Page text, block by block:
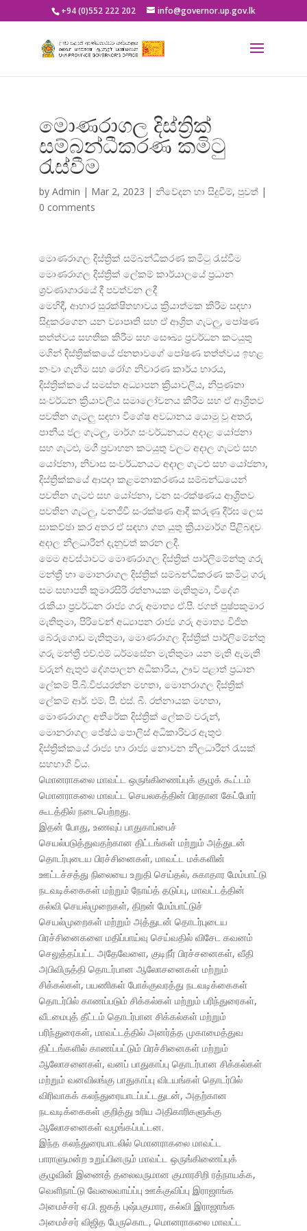
+94 (0)552 222 202 info@governor.up.gov.lk
මොණරාගල දිස්ත්‍රික්
සම්බන්ධීකරණ කමිටු
රැස්වීම
by Admin | Mar 2, 2023 | නිවේදන හා සිදුවීම්, පුවත්|
0 comments
මොණරාගල දිස්ත්රික් සම්බන්ධීකරණ කමිටු රැස්වීම
මොණරාගල දිස්ත්රික් ලේකම් කාර්යාලයේ ප්රධාන
ශ්රවණාගාරයේ දී පවත්වන ලදී
මෙහිදී, ආහාර සුරක්ෂිතභාවය ක්රියාත්මක කිරිම සඳහා
සිදුකරගෙන යන ව්යාපෘති සහ ඒ ආශ්රිත ගැටලු, පෝෂණ
තත්ත්වය සහතික කිරීම සහ සෞඛ්ය ප්රවර්ධන කටයුතු
මගින් දිස්ත්රික්කයේ ජනතාවගේ පෝෂණ තත්ත්වය ඉහළ
නංවා ගැනීම සහ රෝග නිවාරණ කාර්ය භාරය,
දිස්ත්රික්කයේ සමස්ත අධ්යාපන ක්රියාවලිය, නිපුණතා
සංවර්ධන ක්රියාවලිය සමාලෝචනය කිරීම සහ ඒ ආශ්රිතව
පවතින ගැටලු සඳහා විශේෂ අවධානය යොමු වූ අතර,
පානීය ජල ගැටලු, මාර්ග සංවර්ධනයට අදාළ යෝජනා
සහ ගැටළු, මගී ප්රවාහන කටයුතු වලට අදාල ගැටළු සහ
යෝජනා, නිවාස සංවර්ධනයට අදාල ගැටළු සහ යෝජනා,
දිස්ත්රික්කයේ ආපදා කළමනාකරණය සම්බන්ධයෙන්
පවතින ගැටළු සහ යෝජනා, වන සංරක්ෂණය ආශ්රිතව
පවතින ගැටලු, වනජීවී සංරක්ෂණ ආදී කරුණු දීර්ඝ ලෙස
සාකච්ඡා කර අතර ඒ සඳහා ගත යුතු ක්රියාමාර්ග පිළිබඳව
අදාල නිලධාරීන් දැනුවත් කරන ලදී.
මෙම අවස්ථාවට මොණරාගල දිස්ත්රික් පාර්ලිමේන්තු ගරු
මන්ත්රී හා මොනරාගල දිස්ත්රික් සම්බන්ධීකරණ කමිටු ගරු
සම සභාපති කුමාරසිරි රත්නායක මැතිතුමා, විදේශ
රැකියා ප්රවර්ධන රාජ්ය ගරු අමාත්ය ඒ.පී. ජගත් පුෂ්පකුමාර
මැතිතුමා, පිරිවෙන් අධ්යාපන රාජ්ය ගරු අමාත්ය විජිත
බේරුගොඩ මැතිතුමා, මොණරාගල දිස්ත්රික් පාර්ලිමේන්තු
ගරු මන්ත්රී එච්.එම් ධර්මසේන මැතිතුමා යන මැති ඇමැති
වරුන් ඇතුළු දේශපාලන අධිකාරිය, ඌව පළාත් ප්රධාන
ලේකම් පී.බී.විජයරත්න මහතා, මොනරාගල දිස්ත්රික්
ලේකම් ආර්. එම්. පී. එස්. බී. රත්නායක මහතා,
මොණරාගල අතිරේක දිස්ත්රික් ලේකම් වරුන්,
මොනරාගල ජේෂ්ඨ පොලිස් අධිකාරිවර ඇතුළු
දිස්ත්රික්කයේ රාජ්ය හා රාජ්ය නොවන නිලධාරීන් රැසක්
සහභාගි විය.
மொனராகலை மாவட்ட ஒருங்கிணைப்புக் குழுக் கூட்டம்
மொனராகலை மாவட்ட செயலகத்தின் பிரதான கேட்போர்
கூடத்தில் நடைபெற்றது.
இதன் போது, உணவுப் பாதுகாப்பைச்
செயல்படுத்துவதற்கான திட்டங்கள் மற்றும் அத்துடன்
தொடர்புடைய பிரச்சினைகள், மாவட்ட மக்களின்
ஊட்டச்சத்து நிலையை உறுதி செய்தல், சுகாதார மேம்பாட்டு
நடவடிக்கைகள் மற்றும் நோய்த் தடுப்பு, மாவட்டத்தின்
கல்வி செயல்முறைகள், திறன் மேம்பாட்டுச்
செயல்முறைகள் மற்றும் அத்துடன் தொடர்புடைய
பிரச்சினைகளை மதிப்பாய்வு செய்வதில் விசேட கவனம்
செலுத்தப்பட்ட அதேவேளை, குடிநீர் பிரச்சனைகள், வீதி
அபிவிருத்தி தொடர்பான ஆலோசனைகள் மற்றும்
சிக்கல்கள், பயணிகள் போக்குவரத்து நடவடிக்கைகள்
தொடர்பில் காணப்படும் சிக்கல்கள் மற்றும் பரிந்துரைகள்,
வீடமைபுத் தீட்டம் தொடர்பான சிக்கல்கள் மற்றும்
பரிந்துரைகள், மாவட்டத்தில் அனர்த்த முகாமைத்துவ
திட்டங்களில் காணப்பட்டும் பிரச்சினைகள் மற்றும்
ஆலோசனைகள், வனப் பாதுகாப்பு தொடர்பான சிக்கல்கள்
மற்றும் வனவிலங்கு பாதுகாப்பு விடயங்கள் தொடர்பில்
விரிவாகக் கலந்துரையாடப்பட்டதுடன், அதற்கான
நடவடிக்கைகள் குறித்து உரிய அதிகாரிகளுக்கு
ஆலோசனைகள் வழங்கப்பட்டன.
இந்த கலந்துரையாடலில் மொனராகலை மாவட்ட
பாராளுமன்ற உறுப்பினரும் மாவட்ட ஒருங்கிணைப்புக்
குழுவின் இணைத் தலைவருமான குமாரசிறி ரத்நாயக்க,
வெளிநாட்டு வேலைவாய்ப்பு ஊக்குவிப்பு இராஜாங்க
அமைச்சர் ஏ.பி. ஜகத் புஷ்பகுமார, கல்வி இராஜாங்க
அமைச்சர் விஜித பேருகொட, மொனராகலை மாவட்ட